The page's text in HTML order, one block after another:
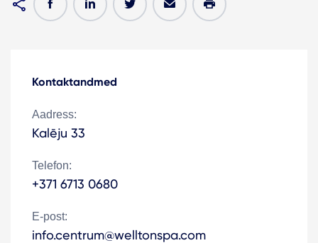
Kontaktandmed
Aadress:
Kalēju 33
Telefon:
+371 6713 0680
E-post:
info.centrum@welltonspa.com